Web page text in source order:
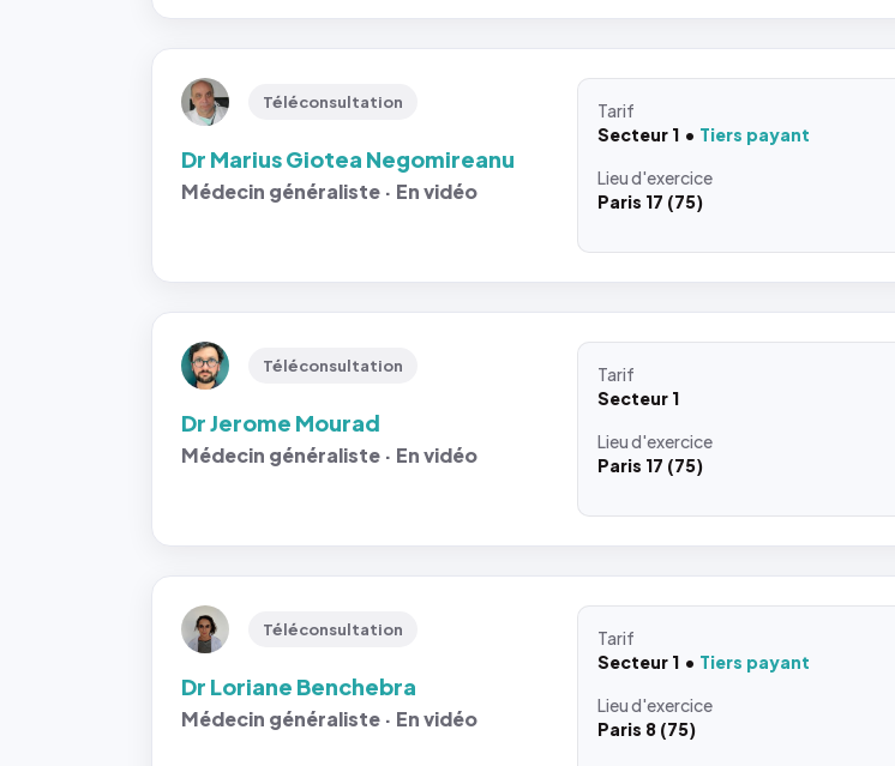
Téléconsultation
Dr Marius Giotea Negomireanu
Médecin généraliste · En vidéo
Tarif
Secteur 1
Tiers payant
Lieud'exercice
Paris 17 (75)
Téléconsultation
Dr Jerome Mourad
Médecin généraliste · En vidéo
Tarif
Secteur 1
Lieud'exercice
Paris 17 (75)
Téléconsultation
Dr Loriane Benchebra
Médecin généraliste · En vidéo
Tarif
Secteur 1
Tiers payant
Lieud'exercice
Paris 8 (75)